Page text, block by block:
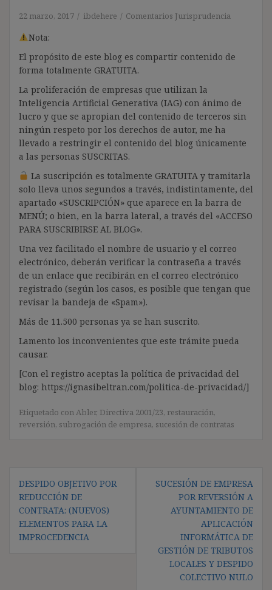
22 marzo, 2017 ibdehere Comentarios Jurisprudencia
Nota:
El propósito de este blog es compartir contenido de
forma totalmente GRATUITA.
La proliferación de empresas que utilizan la
Inteligencia Artificial Generativa (IAG) con ánimo de
lucro y que se apropian del contenido de terceros sin
ningún respeto por los derechos de autor, me ha
llevado a restringir el contenido del blog únicamente
a las personas SUSCRITAS.
La suscripción es totalmente GRATUITA y tramitarla
solo lleva unos segundos a través, indistintamente, del
apartado «SUSCRIPCIÓN» que aparece en la barra de
MENÚ; o bien, en la barra lateral, a través del «ACCESO
PARA SUSCRIBIRSE AL BLOG».
Una vez facilitado el nombre de usuario y el correo
electrónico, deberán verificar la contraseña a través
de un enlace que recibirán en el correo electrónico
registrado (según los casos, es posible que tengan que
revisar la bandeja de «Spam»).
Más de 11.500 personas ya se han suscrito.
Lamento los inconvenientes que este trámite pueda
causar.
[Con el registro aceptas la política de privacidad del
blog: https://ignasibeltran.com/politica-de-privacidad/]
Etiquetado con Abler, Directiva 2001/23, restauración,
reversión, subrogación de empresa, sucesión de contratas
de
entradas
DESPIDO OBJETIVO POR
REDUCCIÓN DE
CONTRATA: (NUEVOS)
ELEMENTOS PARA LA
IMPROCEDENCIA
SUCESIÓN DE EMPRESA
POR REVERSIÓN A
AYUNTAMIENTO DE
APLICACIÓN
INFORMÁTICA DE
GESTIÓN DE TRIBUTOS
LOCALES Y DESPIDO
COLECTIVO NULO